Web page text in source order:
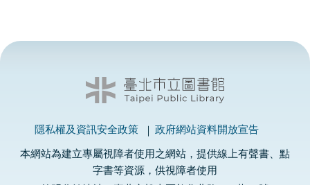
隱私權及資訊安全政策 政府網站資料開放宣告
本網站為建立專屬視障者使用之網站，提供線上有聲書、點
字書等資源，供視障者使用